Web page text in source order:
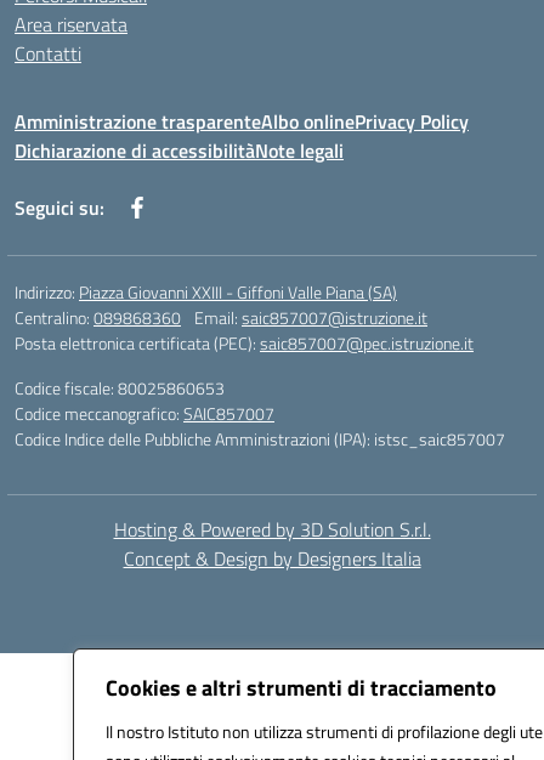
Cookies e altri strumenti di tracciamento
Il nostro Istituto non utilizza strumenti di profilazione degli
Area riservata
Contatti
Amministrazione trasparenteAlbo onlinePrivacy Policy
Dichiarazione di accessibilitàNote legali
Seguici su:
Indirizzo: Piazza Giovanni XXIII - Giffoni Valle Piana (SA)
Centralino:089868360 Email:saic857007@istruzione.it
Posta elettronica certificata (PEC):saic857007@pec.istruzione.it
Codice fiscale: 80025860653
Codice meccanografico:SAIC857007
Codice Indice delle Pubbliche Amministrazioni (IPA): istsc_saic857007
Hosting & Powered by 3D Solution S.r.l.
Concept & Design by Designers Italia